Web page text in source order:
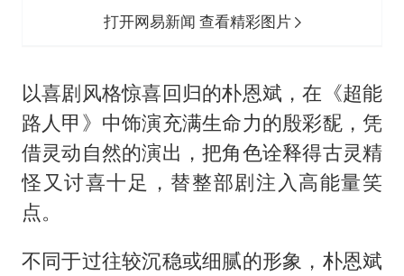
打开网易新闻 查看精彩图片
以喜剧风格惊喜回归的朴恩斌，在《超能
路人甲》中饰演充满生命力的殷彩馜，凭
借灵动自然的演出，把角色诠释得古灵精
怪又讨喜十足，替整部剧注入高能量笑
点。
不同于过往较沉稳或细腻的形象，朴恩斌